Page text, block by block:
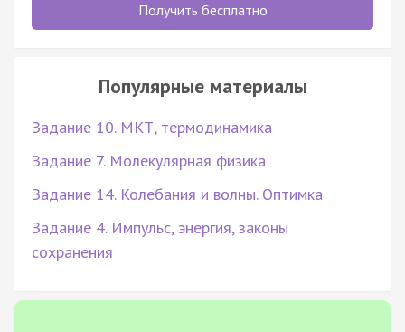
Получить бесплатно
Популярные материалы
Задание 10. МКТ, термодинамика
Задание 7. Молекулярная физика
Задание 14. Колебания и волны. Оптимка
Задание 4. Импульс, энергия, законы
сохранения